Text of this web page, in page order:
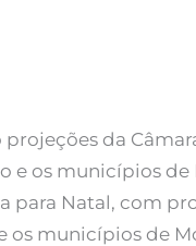
projeções da
e os municípios
para Natal, com
os municípios de